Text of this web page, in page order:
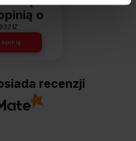
o
opinię
recenzji